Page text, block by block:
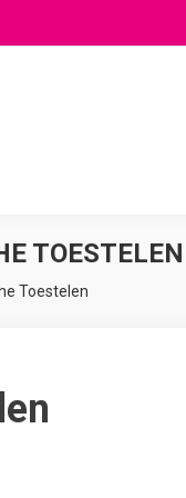
TOESTELEN
Toestelen